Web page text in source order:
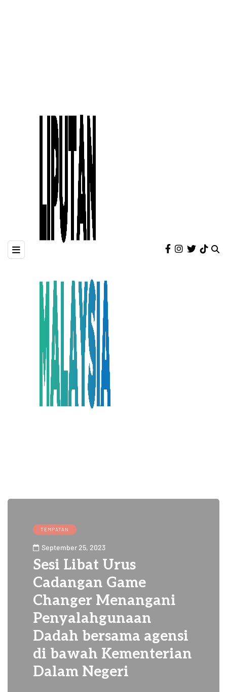
TEMPATAN
September 25, 2023
Sesi Libat Urus
Cadangan Game
Changer Menangani
Penyalahgunaan
Dadah bersama agensi
di bawah Kementerian
Dalam Negeri